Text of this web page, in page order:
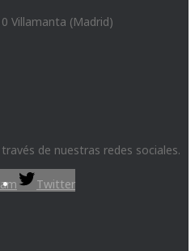
Villamanta (Madrid)
de nuestras redes sociales.
Twitter